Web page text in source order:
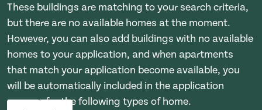
These buildings are matching to your search criteria,
but there are no available homes at the moment.
However, you can also add buildings with no available
homes to your application, and when apartments
that match your application become available, you
will be automatically included in the application
process for the following types of home.